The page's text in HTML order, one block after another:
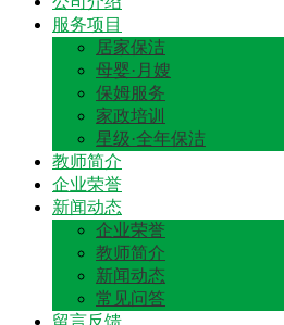
服务项目
居家保洁
母婴·月嫂
保姆服务
家政培训
星级·全年保洁
教师简介
企业荣誉
新闻动态
企业荣誉
教师简介
新闻动态
常见问答
留言反馈